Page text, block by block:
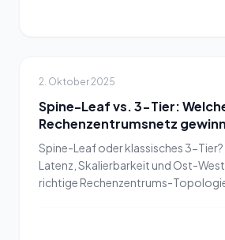
2. Oktober 2025
Spine-Leaf vs. 3-Tier:
Rechenzentrumsnetz
Spine-Leaf oder klassisches 3-Tier?
Latenz, Skalierbarkeit und Ost-
richtige Rechenzentrums-